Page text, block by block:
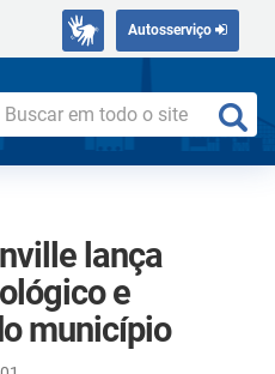
Autosserviço
lança
e
município